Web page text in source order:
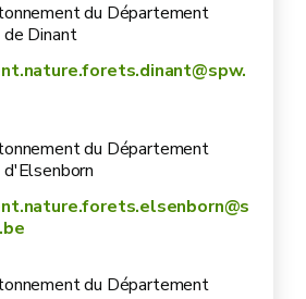
du Département
Dinant
du Département
du Département